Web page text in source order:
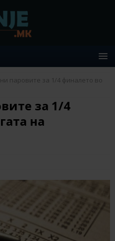
паровите за 1/4 финалето во
за 1/4
на